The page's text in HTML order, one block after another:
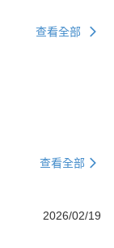
查看全部
查看全部
2026/02/19